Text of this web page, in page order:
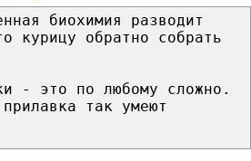
биохимия разводит
курицу обратно собрать
- это по любому сложно.
так умеют